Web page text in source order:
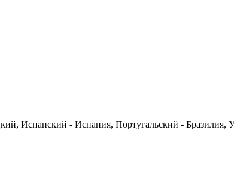
Испанский - Испания, Португальский -